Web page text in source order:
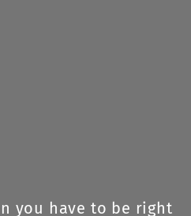
you have to be right